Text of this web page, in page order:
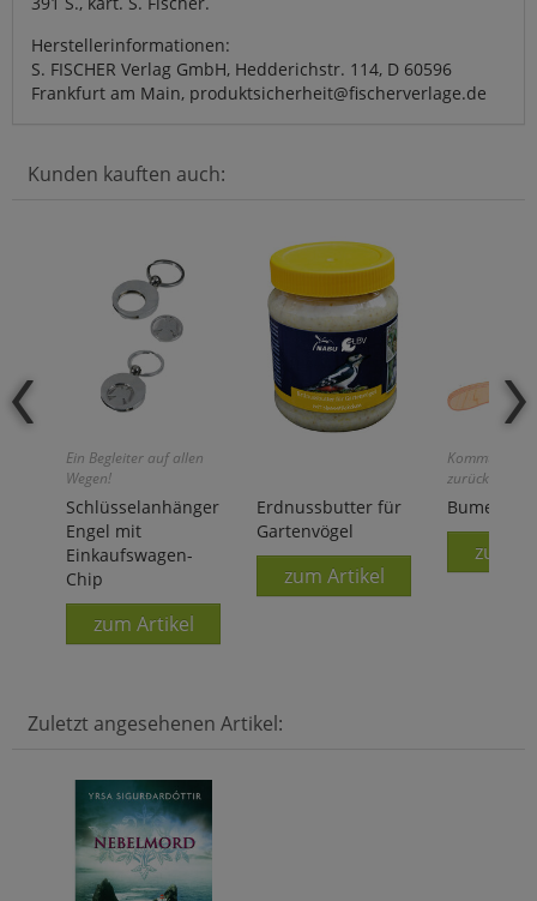
Herstellerinformationen:
S. FISCHER Verlag GmbH, Hedderichstr. 114, D 60596
Frankfurt am Main, produktsicherheit@fischerverlage.de
Kunden kauften auch:
Ein Begleiter auf allen
Wegen!
Schlüsselanhänger
Engel mit
Einkaufswagen-
Chip
zum Artikel
Erdnussbutter für
Gartenvögel
zum Artikel
Kommt
zurück!
Bumerang
zum
Zuletzt angesehenen Artikel: